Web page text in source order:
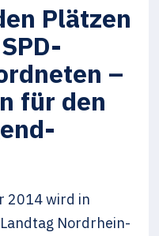
Plätzen
–
für den
2014 wird in
Nordrhein-